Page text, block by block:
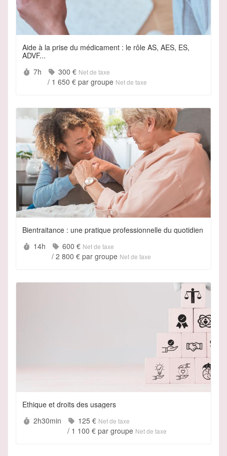
Aide à la prise du médicament : le rôle AS, AES, ES,
ADVF...
Durée :
7h Prix :
300 € Net de taxe
/ 1 650 € par groupe Net de taxe
Bientraitance : une pratique professionnelle du quotidien
Durée :
14h Prix :
600 € Net de taxe
/ 2 800 € par groupe Net de taxe
Ethique et droits des usagers
Durée :
2h30min Prix :
125 € Net de taxe
/ 1 100 € par groupe Net de taxe